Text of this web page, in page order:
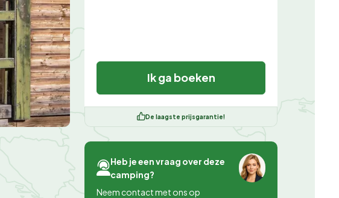
Ik ga boeken
De laagste prijsgarantie!
Heb je een vraag over deze
camping?
Neem contact met ons op